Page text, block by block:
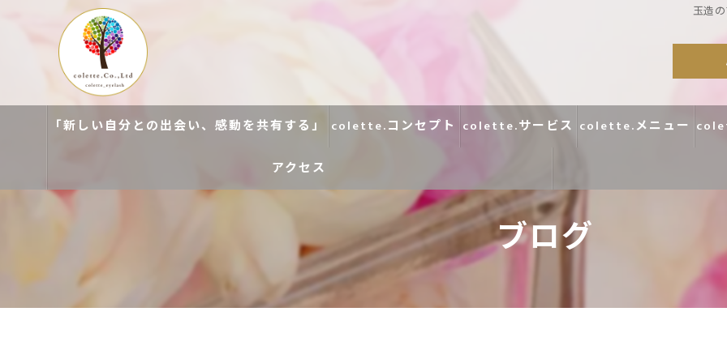
玉造
「新しい自分との出会い、感動を共有する」 colette.コンセプト colette.サービス colette.メニュー
アクセス
colette. 寝屋川
colette. 関目
コラム
ブログ